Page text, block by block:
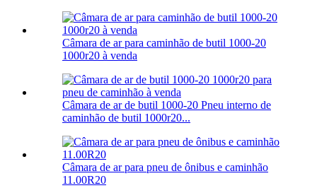
Câmara de ar para caminhão de butil 1000-20
1000r20 à venda
Câmara de ar de butil 1000-20 Pneu interno de
caminhão de butil 1000r20...
Câmara de ar para pneu de ônibus e caminhão
11.00R20